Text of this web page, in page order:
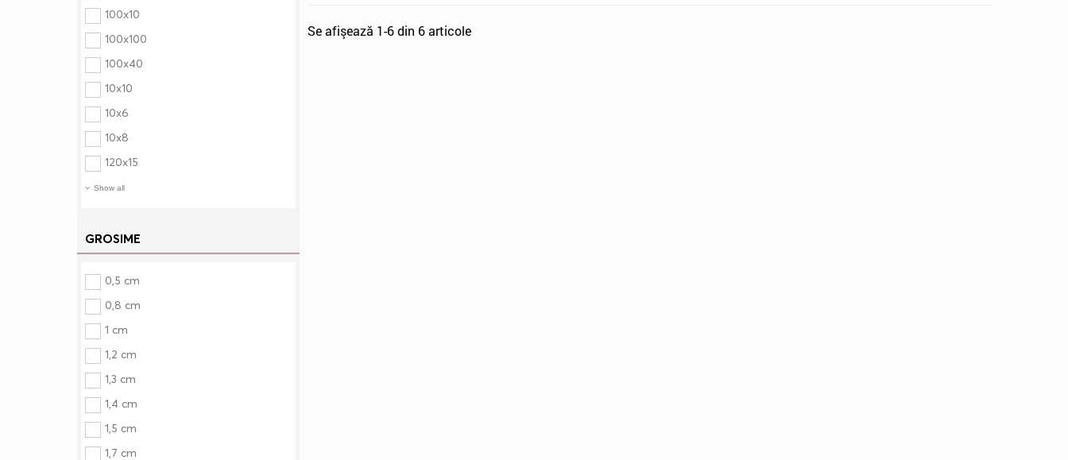
100x10
100x100
100x40
10x10
10x6
10x8
120x15
Show all
GROSIME
0,5 cm
0,8 cm
1 cm
1,2 cm
1,3 cm
1,4 cm
1,5 cm
1,7 cm
Se afişează 1-6 din 6 articole